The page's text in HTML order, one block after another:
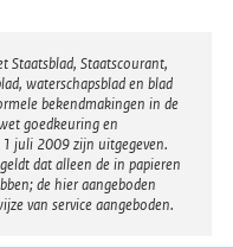
Staatsblad, Staatscourant,
waterschapsblad en blad
bekendmakingen in de
goedkeuring en
juli 2009 zijn uitgegeven.
dat alleen de in papieren
de hier aangeboden
van service aangeboden.